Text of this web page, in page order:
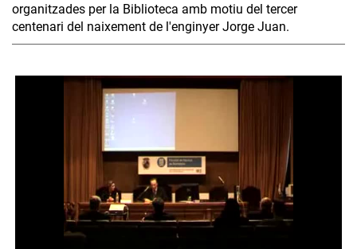
organitzades per la Biblioteca amb motiu del tercer
centenari del naixement de l'enginyer Jorge Juan.